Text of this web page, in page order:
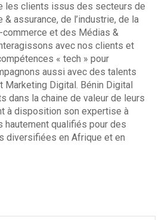
les clients issus des secteurs de
& assurance, de l’industrie, de la
commerce et des Médias &
avec nos clients et
« tech » pour
aussi avec des talents
Marketing Digital. Bénin Digital
dans la chaine de valeur de leurs
à disposition son expertise à
hautement qualifiés pour des
diversifiées en Afrique et en